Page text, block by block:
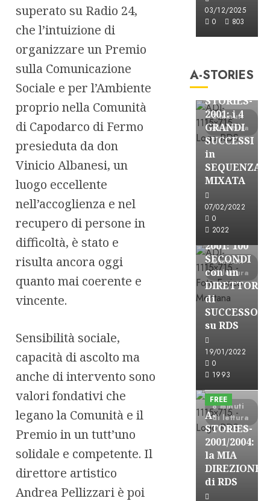
superato su Radio 24,
che l’intuizione di
organizzare un Premio
sulla Comunicazione
Sociale e per l’Ambiente
proprio nella Comunità
di Capodarco di Fermo
presieduta da don
Vinicio Albanesi, un
luogo eccellente
nell’accoglienza e nel
recupero di persone in
difficoltà, è stato e
risulta ancora oggi
quanto mai coerente e
vincente.
Sensibilità sociale,
capacità di ascolto ma
anche di intervento sono
valori fondativi che
legano la Comunità e il
Premio in un tutt’uno
solidale e competente. Il
direttore artistico
Andrea Pellizzari è poi
03/12/2025
0
803
A-STORIES
3 minuti
di lettura
FREE
A-
STORIES-
2001: i 4
GRANDI
SUCCESSI
in
SEQUENZA
MIXATA
07/02/2022
0
2022
3 minuti
di lettura
A-Stories
FREE
A-
STORIES-
2001: 100
SECONDI
con un
DIRETTORE
di
SUCCESSO
su RDS
19/01/2022
0
1993
8 minuti
di lettura
A-Stories
FREE
A-
STORIES-
2001/2004:
la MIA
DIREZIONE
di RDS
A-Stories
Formazione